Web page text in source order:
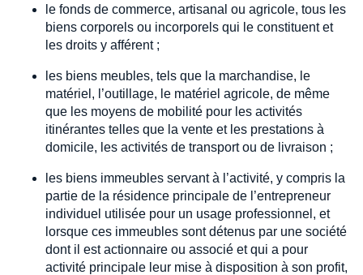
le fonds de commerce, artisanal ou agricole, tous les
biens corporels ou incorporels qui le constituent et
les droits y afférent ;
les biens meubles, tels que la marchandise, le
matériel, l’outillage, le matériel agricole, de même
que les moyens de mobilité pour les activités
itinérantes telles que la vente et les prestations à
domicile, les activités de transport ou de livraison ;
les biens immeubles servant à l’activité, y compris la
partie de la résidence principale de l’entrepreneur
individuel utilisée pour un usage professionnel, et
lorsque ces immeubles sont détenus par une société
dont il est actionnaire ou associé et qui a pour
activité principale leur mise à disposition à son profit,